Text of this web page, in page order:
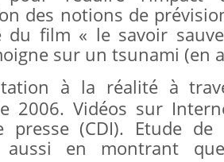
des notions de
du film « le savoir
sur un tsunami (en
à la réalité à
2006. Vidéos sur
presse (CDI). Etude
aussi en montrant